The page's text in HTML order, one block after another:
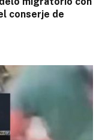
conserje de